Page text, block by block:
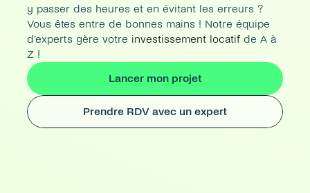
y passer des heures et en évitant les erreurs ?
Vous êtes entre de bonnes mains ! Notre équipe
d’experts gère votre investissement locatif de A à
Z !
Lancer mon projet
Prendre RDV avec un expert